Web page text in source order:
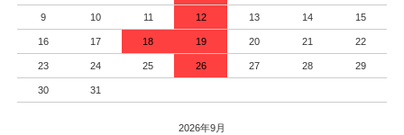
9 10 11 12 13 14 15
16 17 18 19 20 21 22
23 24 25 26 27 28 29
30 31
2026年9月